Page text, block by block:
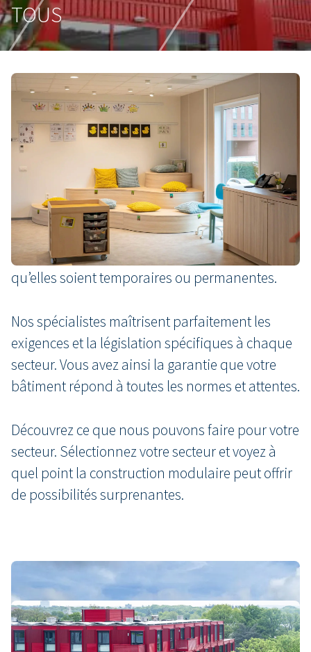
TOUS
Un espace sur mesure pour
chaque secteur
Besoin d’espace supplémentaire, parfaitement
adapté à votre secteur ? VDL De Meeuw réfléchit
avec vous.
Forts de nombreuses années d’expérience, nous
réalisons des solutions modulaires sur mesure,
qu’elles soient temporaires ou permanentes.
Nos spécialistes maîtrisent parfaitement les
exigences et la législation spécifiques à chaque
secteur. Vous avez ainsi la garantie que votre
bâtiment répond à toutes les normes et attentes.
Découvrez ce que nous pouvons faire pour votre
secteur. Sélectionnez votre secteur et voyez à
quel point la construction modulaire peut offrir
de possibilités surprenantes.
Logement